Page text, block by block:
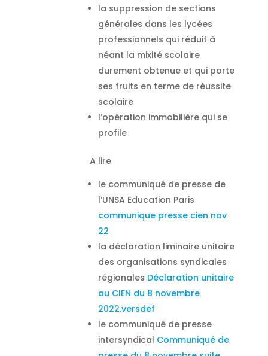
la suppression de sections
générales dans les lycées
professionnels qui réduit à
néant la mixité scolaire
durement obtenue et qui porte
ses fruits en terme de réussite
scolaire
l’opération immobilière qui se
profile
A lire
le communiqué de presse de
l’UNSA Education Paris
communique presse cien nov
22
la déclaration liminaire unitaire
des organisations syndicales
régionales Déclaration unitaire
au CIEN du 8 novembre
2022.versdef
le communiqué de presse
intersyndical Communiqué de